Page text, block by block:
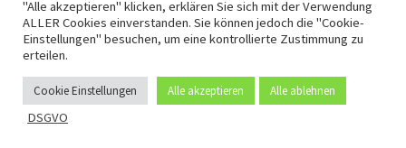
DSGVO -Mit Stolz präsentiert vonWordPressundBam.
"Alle akzeptieren" klicken, erklären Sie sich mit der Verwendung
ALLER Cookies einverstanden. Sie können jedoch die "Cookie-
Einstellungen" besuchen, um eine kontrollierte Zustimmung zu
erteilen.
Cookie Einstellungen Alle akzeptieren Alle ablehnen
DSGVO